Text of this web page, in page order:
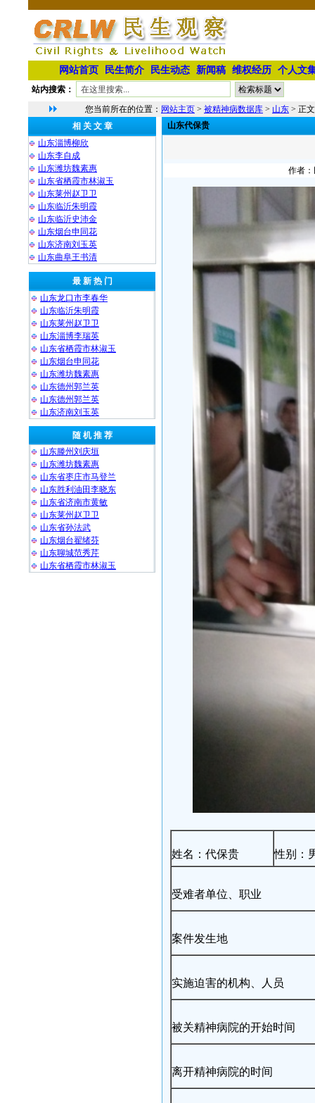
网站首页 民生简介 民生动态 新闻稿 维权经历 个人文
站内搜索：
您当前所在的位置： 网站主页 > 被精神病数据库 > 山东 > 正文
相 关 文 章
山东淄博柳欣
山东李自成
山东潍坊魏素惠
山东省栖霞市林淑玉
山东莱州赵卫卫
山东临沂朱明霞
山东临沂史沛金
山东烟台申同花
山东济南刘玉英
山东曲阜王书清
最 新 热 门
山东龙口市李春华
山东临沂朱明霞
山东莱州赵卫卫
山东淄博李瑞英
山东省栖霞市林淑玉
山东烟台申同花
山东潍坊魏素惠
山东德州郭兰英
山东德州郭兰英
山东济南刘玉英
随 机 推 荐
山东滕州刘庆垣
山东潍坊魏素惠
山东省枣庄市马登兰
山东胜利油田李晓东
山东省济南市黄敏
山东莱州赵卫卫
山东省孙法武
山东烟台翟绪芬
山东聊城范秀芹
山东省栖霞市林淑玉
山东代保贵
作者：
姓名：代保贵 性别：
受难者单位、职业
案件发生地
实施迫害的机构、人员
被关精神病院的开始时间
离开精神病院的时间